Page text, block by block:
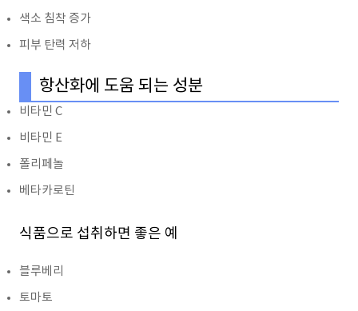
색소 침착 증가
피부 탄력 저하
항산화에 도움 되는 성분
비타민 C
비타민 E
폴리페놀
베타카로틴
식품으로 섭취하면 좋은 예
블루베리
토마토